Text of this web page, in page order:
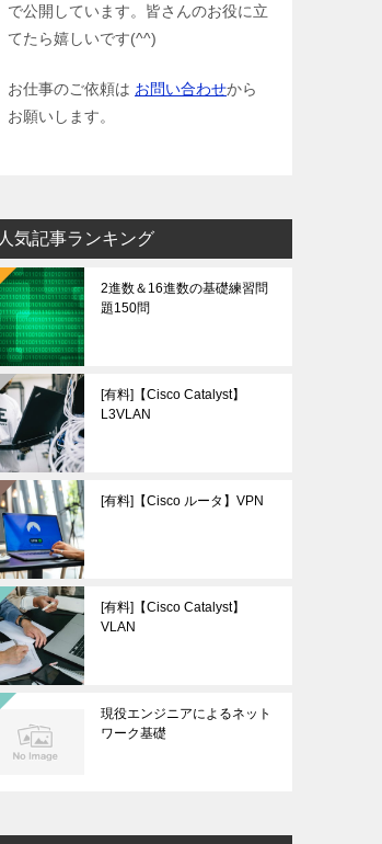
で公開しています。皆さんのお役に立
てたら嬉しいです(^^)
お仕事のご依頼は お問い合わせから
お願いします。
人気記事ランキング
2進数＆16進数の基礎練習問
題150問
[有料]【Cisco Catalyst】
L3VLAN
[有料]【Cisco ルータ】VPN
[有料]【Cisco Catalyst】
VLAN
現役エンジニアによるネット
ワーク基礎